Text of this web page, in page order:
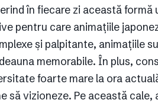
în fiecare zi această formă
pentru care animațiile
și palpitante, animațiile
memorabile. În plus,
foarte mare la ora
să vizioneze. Pe această